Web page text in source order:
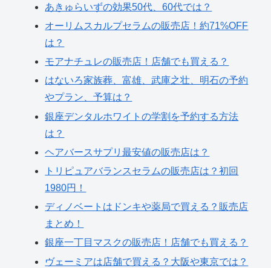
あきゅらいずの効果50代、60代では？
オーリムスカルプセラムの販売店！約71%OFF
は？
モアナチュレの販売店！店舗でも買える？
はないろ家族葬、富雄、武庫之壮、明石の予約
やプラン、予算は？
銀座デンタルホワイトの学割を予約する方法
は？
ヘアバースサプリ最安値の販売店は？
トリピュアバランスセラムの販売店は？初回
1980円！
ディノベートはドンキや薬局で買える？販売店
まとめ！
銀座一丁目マスクの販売店！店舗でも買える？
ヴェーミアは店舗で買える？大阪や東京では？